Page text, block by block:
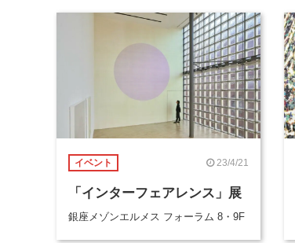
イベント 23/4/21
「インターフェアレンス」展
銀座メゾンエルメス フォーラム 8・9F